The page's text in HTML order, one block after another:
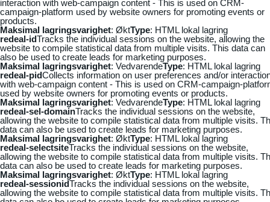
interaction with web-campaign content - This is used on CRM-
campaign-platform used by website owners for promoting events or
products.
Maksimal lagringsvarighet: ØktType: HTML lokal lagring
redeal-idTracks the individual sessions on the website, allowing the
website to compile statistical data from multiple visits. This data can
also be used to create leads for marketing purposes.
Maksimal lagringsvarighet: VedvarendeType: HTML lokal lagring
redeal-pidCollects information on user preferences and/or
with web-campaign content - This is used on CRM-campaign-
used by website owners for promoting events or products.
Maksimal lagringsvarighet: VedvarendeType: HTML lokal lagring
redeal-sel-domainTracks the individual sessions on the website,
allowing the website to compile statistical data from multiple visits.
data can also be used to create leads for marketing purposes.
Maksimal lagringsvarighet: ØktType: HTML lokal lagring
redeal-selectsiteTracks the individual sessions on the website,
allowing the website to compile statistical data from multiple visits.
data can also be used to create leads for marketing purposes.
Maksimal lagringsvarighet: ØktType: HTML lokal lagring
redeal-sessionidTracks the individual sessions on the website,
allowing the website to compile statistical data from multiple visits.